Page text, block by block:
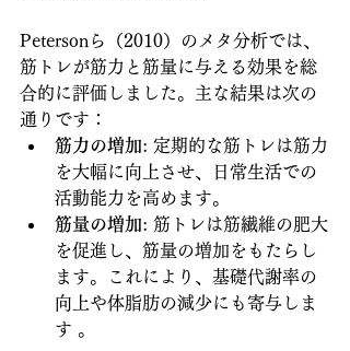
Petersonら（2010）のメタ分析では、
筋トレが筋力と筋量に与える効果を総
合的に評価しました。主な結果は次の
通りです：
筋力の増加: 定期的な筋トレは筋力
を大幅に向上させ、日常生活での
活動能力を高めます。
筋量の増加: 筋トレは筋繊維の肥大
を促進し、筋量の増加をもたらし
ます。これにより、基礎代謝率の
向上や体脂肪の減少にも寄与しま
す 。